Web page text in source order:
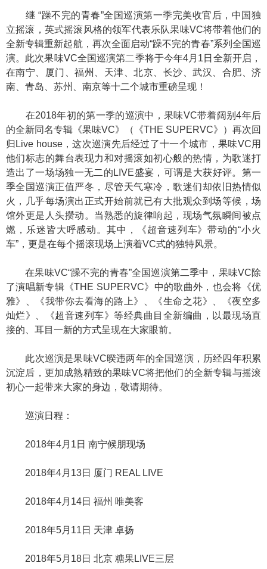
继 “躁不完的青春”全国巡演第一季完美收官后，中国独
立摇滚，英式摇滚风格的领军代表乐队果味VC将带着他们的
全新专辑重新起航，再次全面启动“躁不完的青春”系列全国巡
演。此次果味VC全国巡演第二季将于今年4月1日全新开启，
在南宁、厦门、福州、天津、北京、长沙、武汉、合肥、济
南、青岛、苏州、南京等十二个城市重磅呈现！
在2018年初的第一季的巡演中，果味VC带着阔别4年后
的全新同名专辑《果味VC》（《THE SUPERVC》）再次回
归Live house，这次巡演先后经过了十一个城市，果味VC用
他们标志的舞台表现力和对摇滚如初心般的热情，为歌迷打
造出了一场场独一无二的LIVE盛宴，可谓是大获好评。第一
季全国巡演正值严冬，尽管天气寒冷，歌迷们却依旧热情似
火，几乎每场演出正式开始前就已有大批观众到场等候，场
馆外更是人头攒动。当熟悉的旋律响起，现场气氛瞬间被点
燃，乐迷皆大呼感动。其中，《超音速列车》带动的“小火
车”，更是在每个摇滚现场上演着VC式的独特风景。
在果味VC“躁不完的青春”全国巡演第二季中，果味VC除
了演唱新专辑《THE SUPERVC》中的歌曲外，也会将《优
雅》、《我带你去看海的路上》、《生命之花》、《夜空多
灿烂》、《超音速列车》等经典曲目全新编曲，以最现场直
接的、耳目一新的方式呈现在大家眼前。
此次巡演是果味VC暌违两年的全国巡演，历经四年积累
沉淀后，更加成熟精致的果味VC将把他们的全新专辑与摇滚
初心一起带来大家的身边，敬请期待。
巡演日程：
2018年4月1日 南宁候朋现场
2018年4月13日 厦门 REAL LIVE
2018年4月14日 福州 唯美客
2018年5月11日 天津 卓扬
2018年5月18日 北京 糖果LIVE三层